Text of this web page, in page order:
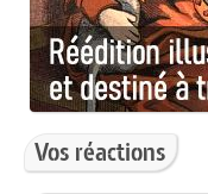
Vos réactions